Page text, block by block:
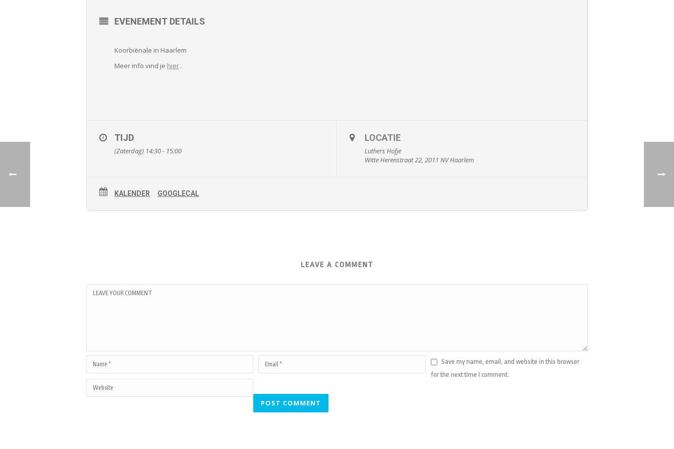
EVENEMENT DETAILS
Koorbiënale in Haarlem
Meer info vind je hier .
TIJD
(Zaterdag) 14:30 - 15:00
LOCATIE
Luthers Hofje
Witte Herenstraat 22, 2011 NV Haarlem
KALENDER GOOGLECAL
LEAVE A COMMENT
Save my name, email, and website in this browser
for the next time I comment.